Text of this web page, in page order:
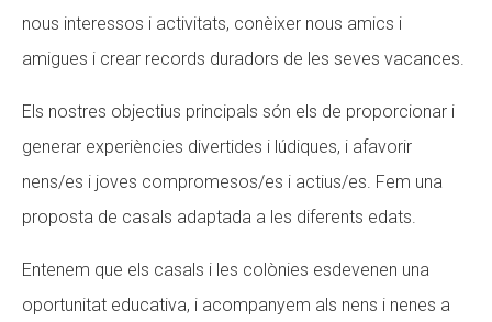
nous interessos i activitats, conèixer nous amics i
amigues i crear records duradors de les seves vacances.
Els nostres objectius principals són els de proporcionar i
generar experiències divertides i lúdiques, i afavorir
nens/es i joves compromesos/es i actius/es. Fem una
proposta de casals adaptada a les diferents edats.
Entenem que els casals i les colònies esdevenen una
oportunitat educativa, i acompanyem als nens i nenes a